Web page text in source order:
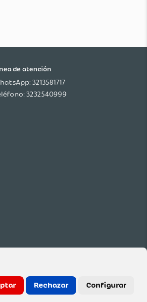
Rechazar Configurar
de atención
3213581717
3232540999